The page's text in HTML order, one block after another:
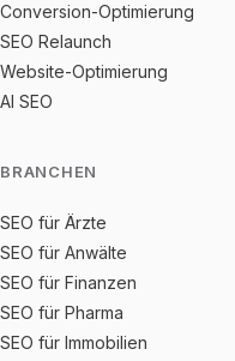
Conversion-Optimierung
SEO Relaunch
Website-Optimierung
AI SEO
BRANCHEN
SEO für Ärzte
SEO für Anwälte
SEO für Finanzen
SEO für Pharma
SEO für Immobilien